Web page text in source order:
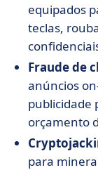
equipados
teclas,
Fraude de
anúncios
publicidade
orçamento
para